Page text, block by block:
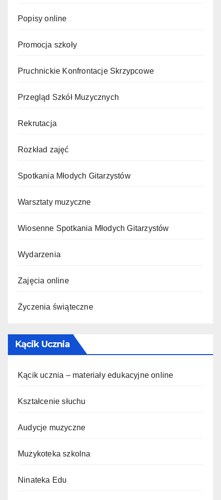
Popisy online
Promocja szkoły
Pruchnickie Konfrontacje Skrzypcowe
Przegląd Szkół Muzycznych
Rekrutacja
Rozkład zajęć
Spotkania Młodych Gitarzystów
Warsztaty muzyczne
Wiosenne Spotkania Młodych Gitarzystów
Wydarzenia
Zajęcia online
Życzenia świąteczne
Kącik Ucznia
Kącik ucznia – materiały edukacyjne online
Kształcenie słuchu
Audycje muzyczne
Muzykoteka szkolna
Ninateka Edu